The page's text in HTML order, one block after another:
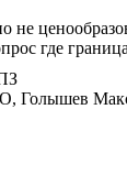
не
где
Голышев